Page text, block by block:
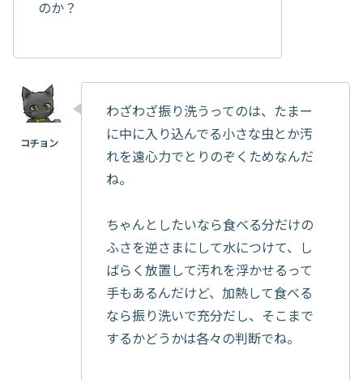
のか？
わざわざ振り洗うってのは、たまー
に中に入り込んでる小さな虫とか汚
れを遠心力でとりのぞくためなんだ
ね。
ちゃんとしたいなら食べる分だけの
ふさを逆さまにして水につけて、し
ばらく放置して汚れを浮かせるって
手もあるんだけど、加熱して食べる
なら振り洗いで充分だし、そこまで
するかどうかは各々の判断でね。